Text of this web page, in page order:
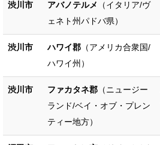
渋川市 アバノテルメ
（イタリア/ヴ
ェネト州パドバ県）
渋川市 ハワイ郡 （アメリカ合衆国/
ハワイ州）
渋川市 ファカタネ郡 （ニュージー
ランド/ベイ・オブ・プレン
ティー地方）